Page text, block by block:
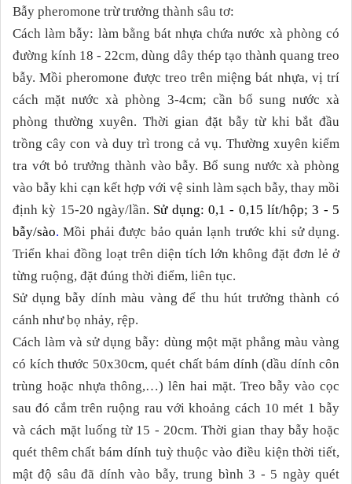
Bẫy pheromone trừ trưởng thành sâu tơ:
Cách làm bẫy: làm bằng bát nhựa chứa nước xà phòng có
đường kính 18 - 22cm, dùng dây thép tạo thành quang treo
bẫy. Mồi pheromone được treo trên miệng bát nhựa, vị trí
cách mặt nước xà phòng 3-4cm; cần bổ sung nước xà
phòng thường xuyên. Thời gian đặt bẫy từ khi bắt đầu
trồng cây con và duy trì trong cả vụ. Thường xuyên kiểm
tra vớt bỏ trưởng thành vào bẫy. Bổ sung nước xà phòng
vào bẫy khi cạn kết hợp với vệ sinh làm sạch bẫy, thay mồi
định kỳ 15-20 ngày/lần. Sử dụng: 0,1 - 0,15 lít/hộp; 3 - 5
bẫy/sào. Mồi phải được bảo quản lạnh trước khi sử dụng.
Triển khai đồng loạt trên diện tích lớn không đặt đơn lẻ ở
từng ruộng, đặt đúng thời điểm, liên tục.
Sử dụng bẫy dính màu vàng để thu hút trưởng thành có
cánh như bọ nhảy, rệp.
Cách làm và sử dụng bẫy: dùng một mặt phẳng màu vàng
có kích thước 50x30cm, quét chất bám dính (dầu dính côn
trùng hoặc nhựa thông,…) lên hai mặt. Treo bẫy vào cọc
sau đó cắm trên ruộng rau với khoảng cách 10 mét 1 bẫy
và cách mặt luống từ 15 - 20cm. Thời gian thay bẫy hoặc
quét thêm chất bám dính tuỳ thuộc vào điều kiện thời tiết,
mật độ sâu đã dính vào bẫy, trung bình 3 - 5 ngày quét